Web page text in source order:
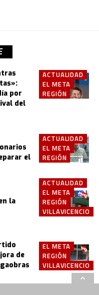
ACTUALIDAD
EL META
REGIÓN
por
del
ACTUALIDAD
EL META
REGIÓN
el
ACTUALIDAD
EL META
REGIÓN
VILLAVICENCIO
la
EL META
REGIÓN
VILLAVICENCIO
de